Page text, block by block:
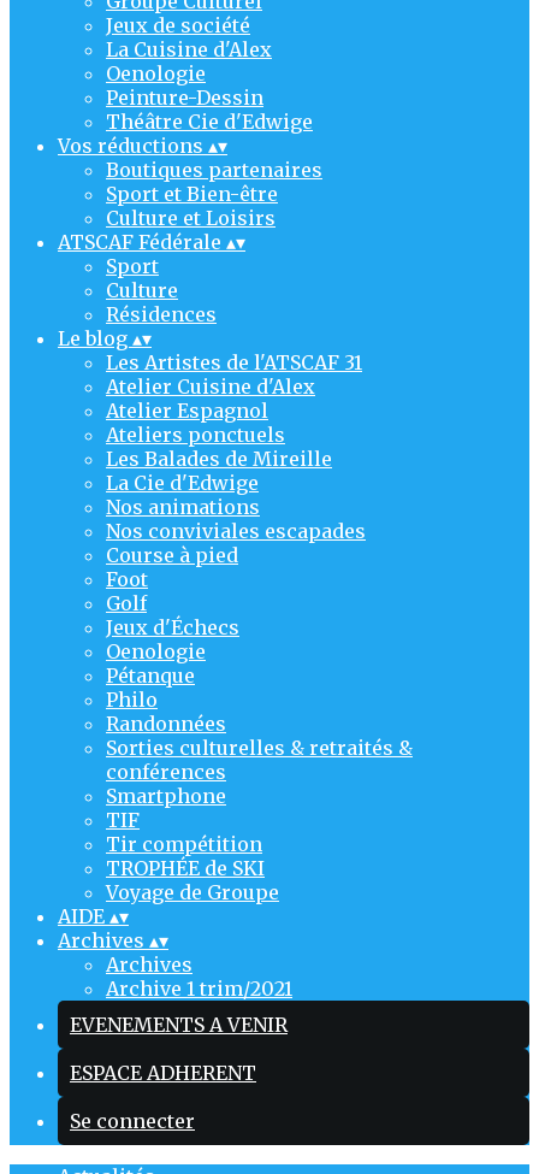
Jeux de société
La Cuisine d'Alex
Oenologie
Peinture-Dessin
Théâtre Cie d'Edwige
Vos réductions ▴▾
Boutiques partenaires
Sport et Bien-être
Culture et Loisirs
ATSCAF Fédérale ▴▾
Sport
Culture
Résidences
Le blog ▴▾
Les Artistes de l'ATSCAF 31
Atelier Cuisine d'Alex
Atelier Espagnol
Ateliers ponctuels
Les Balades de Mireille
La Cie d'Edwige
Nos animations
Nos conviviales escapades
Course à pied
Foot
Golf
Jeux d'Échecs
Oenologie
Pétanque
Philo
Randonnées
Sorties culturelles & retraités &
conférences
Smartphone
TIF
Tir compétition
TROPHÉE de SKI
Voyage de Groupe
AIDE ▴▾
Archives ▴▾
Archives
Archive 1 trim/2021
EVENEMENTS A VENIR
ESPACE ADHERENT
Se connecter